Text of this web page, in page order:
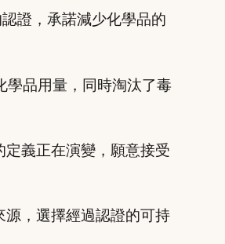
證，承諾減少化學品的
學品用量，同時淘汰了毒
義正在演變，願意接受
，選擇經過認證的可持